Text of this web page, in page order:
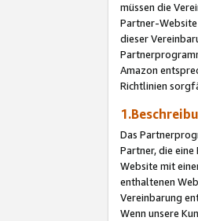
müssen die
Partner-Website
dieser
Amazon
Richtlinien
Das
Partner, die
Website mit
enthaltenen
Vereinbarung
Wenn unsere